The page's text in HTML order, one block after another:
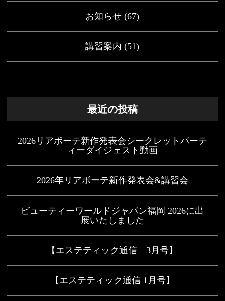
お知らせ (67)
講習案内 (51)
最近の投稿
2026リアボーテ新作発表会シークレットパーテ
ィーダイジェスト動画
2026年リアボーテ新作発表会&講習会
ビューティーワールドジャパン福岡 2026に出
展いたしました
【エステティック通信 3月号】
【エステティック通信 1月号】